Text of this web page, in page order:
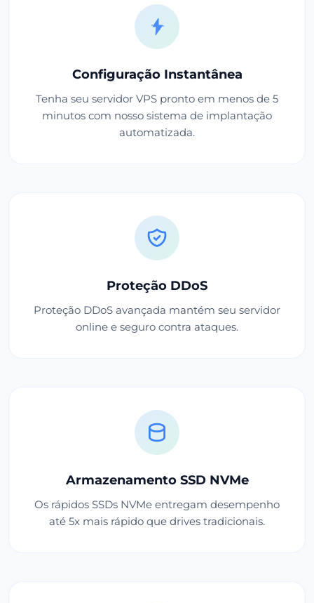
Configuração Instantânea
Tenha seu servidor VPS pronto em menos de 5
minutos com nosso sistema de implantação
automatizada.
Proteção DDoS
Proteção DDoS avançada mantém seu servidor
online e seguro contra ataques.
Armazenamento SSD NVMe
Os rápidos SSDs NVMe entregam desempenho
até 5x mais rápido que drives tradicionais.